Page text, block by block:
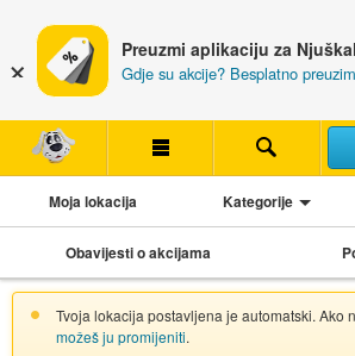
Preuzmi aplikaciju za
Gdje su akcije? Besplatno
Moja lokacija Kategorije
Obavijesti o akcijama
Tvoja lokacija postavljena je automatski. Ako
možeš ju promijeniti.